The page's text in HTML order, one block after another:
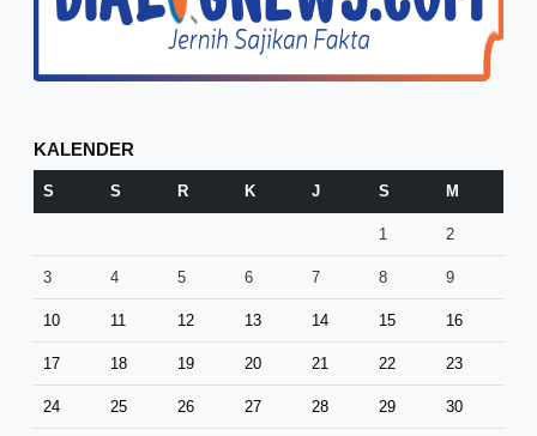
KALENDER
S S R K J S M
1 2
3 4 5 6 7 8 9
10 11 12 13 14 15 16
17 18 19 20 21 22 23
24 25 26 27 28 29 30